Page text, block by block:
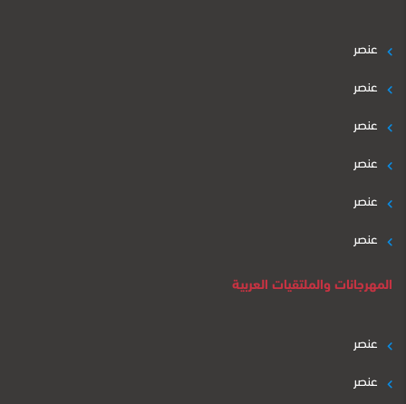
عنصر
عنصر
عنصر
عنصر
عنصر
عنصر
المهرجانات والملتقيات العربية
عنصر
عنصر